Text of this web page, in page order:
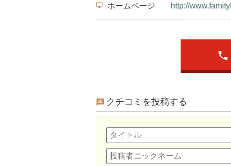
desktop_windows ホームページ http://
phone
クチコミを投稿する